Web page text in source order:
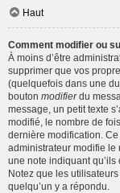
Haut
Comment modifier ou
À moins d’être
supprimer que vos
(quelquefois dans une
bouton modifierdu
message, un petit texte
modifié, le nombre de
dernière modification.
administrateur modifie le
une note indiquant
Notez que les
quelqu’un y a répondu.